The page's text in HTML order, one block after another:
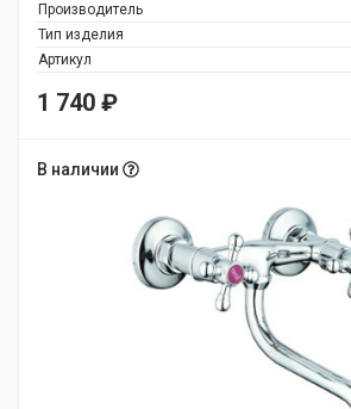
Производитель
Тип изделия
Артикул
1 740 ₽
В наличии